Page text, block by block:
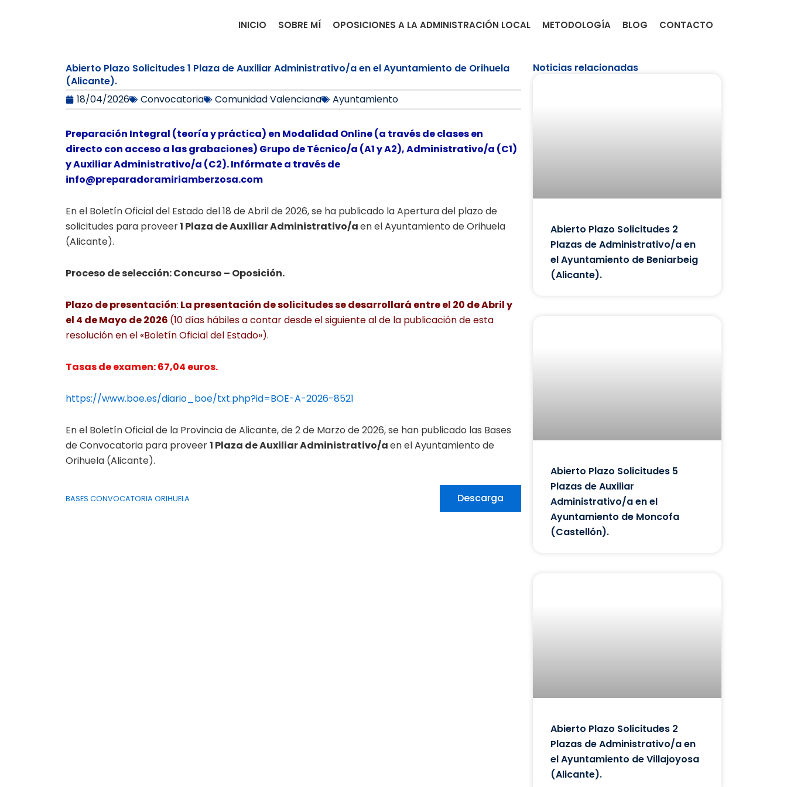
INICIO SOBRE MÍ OPOSICIONES A LA ADMINISTRACIÓN LOCAL METODOLOGÍA BLOG CONTACTO
Abierto Plazo Solicitudes 1 Plaza de Auxiliar Administrativo/a en el Ayuntamiento de Orihuela
(Alicante).
18/04/2026
Convocatoria Comunidad Valenciana Ayuntamiento
Preparación Integral (teoría y práctica) en Modalidad Online (a través de clases en
directo con acceso a las grabaciones) Grupo de Técnico/a (A1 y A2), Administrativo/a (C1)
y Auxiliar Administrativo/a (C2). Infórmate a través de
info@preparadoramiriamberzosa.com
En el Boletín Oficial del Estado del 18 de Abril de 2026, se ha publicado la Apertura del plazo de
solicitudes para proveer1 Plaza de Auxiliar Administrativo/aen el Ayuntamiento de Orihuela
(Alicante).
Proceso de selección: Concurso – Oposición.
Plazo de presentación: La presentación de solicitudes se desarrollará entre el 20 de Abril y
el 4 de Mayo de 2026 (10 días hábiles a contar desde el siguiente al de la publicación de esta
resolución en el «Boletín Oficial del Estado»).
Tasas de examen: 67,04 euros.
https://www.boe.es/diario_boe/txt.php?id=BOE-A-2026-8521
En el Boletín Oficial de la Provincia de Alicante, de 2 de Marzo de 2026, se han publicado las Bases
de Convocatoria para proveer1 Plaza de Auxiliar Administrativo/aen el Ayuntamiento de
Orihuela (Alicante).
BASES CONVOCATORIA ORIHUELA Descarga
Noticias relacionadas
Abierto Plazo Solicitudes 2
Plazas de Administrativo/a en
el Ayuntamiento de Beniarbeig
(Alicante).
Abierto Plazo Solicitudes 5
Plazas de Auxiliar
Administrativo/a en el
Ayuntamiento de Moncofa
(Castellón).
Abierto Plazo Solicitudes 2
Plazas de Administrativo/a en
el Ayuntamiento de Villajoyosa
(Alicante).